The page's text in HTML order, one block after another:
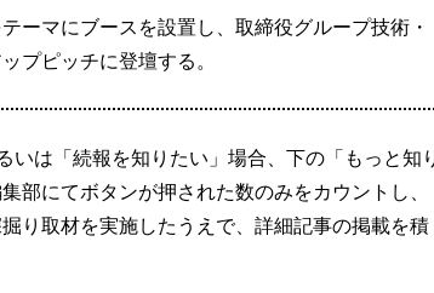
ーマにブースを設置し、取締役グループ技術・
プピッチに登壇する。
いは「続報を知りたい」場合、下の「もっと知
部にてボタンが押された数のみをカウントし、
り取材を実施したうえで、詳細記事の掲載を積